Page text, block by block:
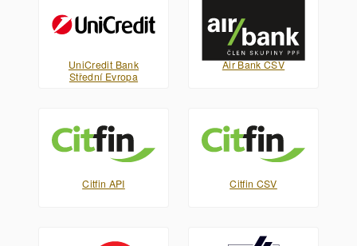
UniCredit Bank
Střední Evropa
Air Bank CSV
Citfin API Citfin CSV